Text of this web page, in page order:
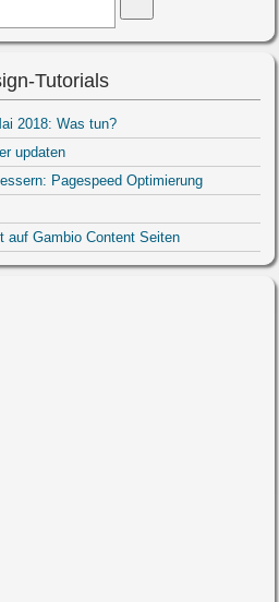
Tutorials
2018: Was tun?
updaten
Pagespeed Optimierung
auf Gambio Content Seiten